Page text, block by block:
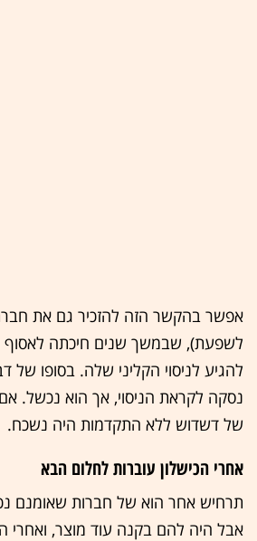
אפשר בהקשר הזה להזכיר גם את חברת
לשפעת), שבמשך שנים חיכתה לאסוף
להגיע לניסוי הקליני שלה. בסופו של
נסקה לקראת הניסוי, אך הוא נכשל.
של דשדוש ללא התקדמות היה נשכח.
אחרי הכישלון עוברות לחלום הבא
תרחיש אחר הוא של חברות שאומנם
אבל היה להם בקנה עוד מוצר, ואחרי